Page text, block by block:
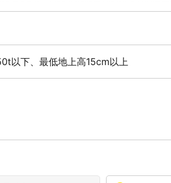
以下、最低地上高15cm以上